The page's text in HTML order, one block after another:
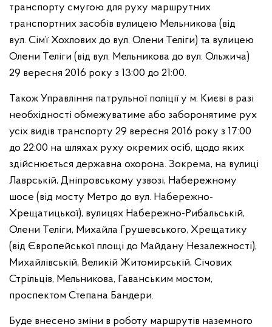
транспорту смугою для руху маршрутних
транспортних засобів вулицею Мельникова (від
вул. Сім’ї Хохлових до вул. Олени Теліги) та вулицею
Олени Теліги (від вул. Мельникова до вул. Ольжича)
29 вересня 2016 року з 13:00 до 21:00.
Також Управління патрульної поліції у м. Києві в разі
необхідності обмежуватиме або заборонятиме рух
усіх видів транспорту 29 вересня 2016 року з 17:00
до 22:00 на шляхах руху окремих осіб, щодо яких
здійснюється державна охорона. Зокрема, на вулиці
Лаврській, Дніпровському узвозі, Набережному
шосе (від мосту Метро до вул. Набережно-
Хрещатицької), вулицях Набережно-Рибальській,
Олени Теліги, Михайла Грушевського, Хрещатику
(від Європейської площі до Майдану Незалежності),
Михайлівській, Великій Житомирській, Січових
Стрільців, Мельникова, Гаванським мостом,
проспектом Степана Бандери.
Буде внесено зміни в роботу маршрутів наземного